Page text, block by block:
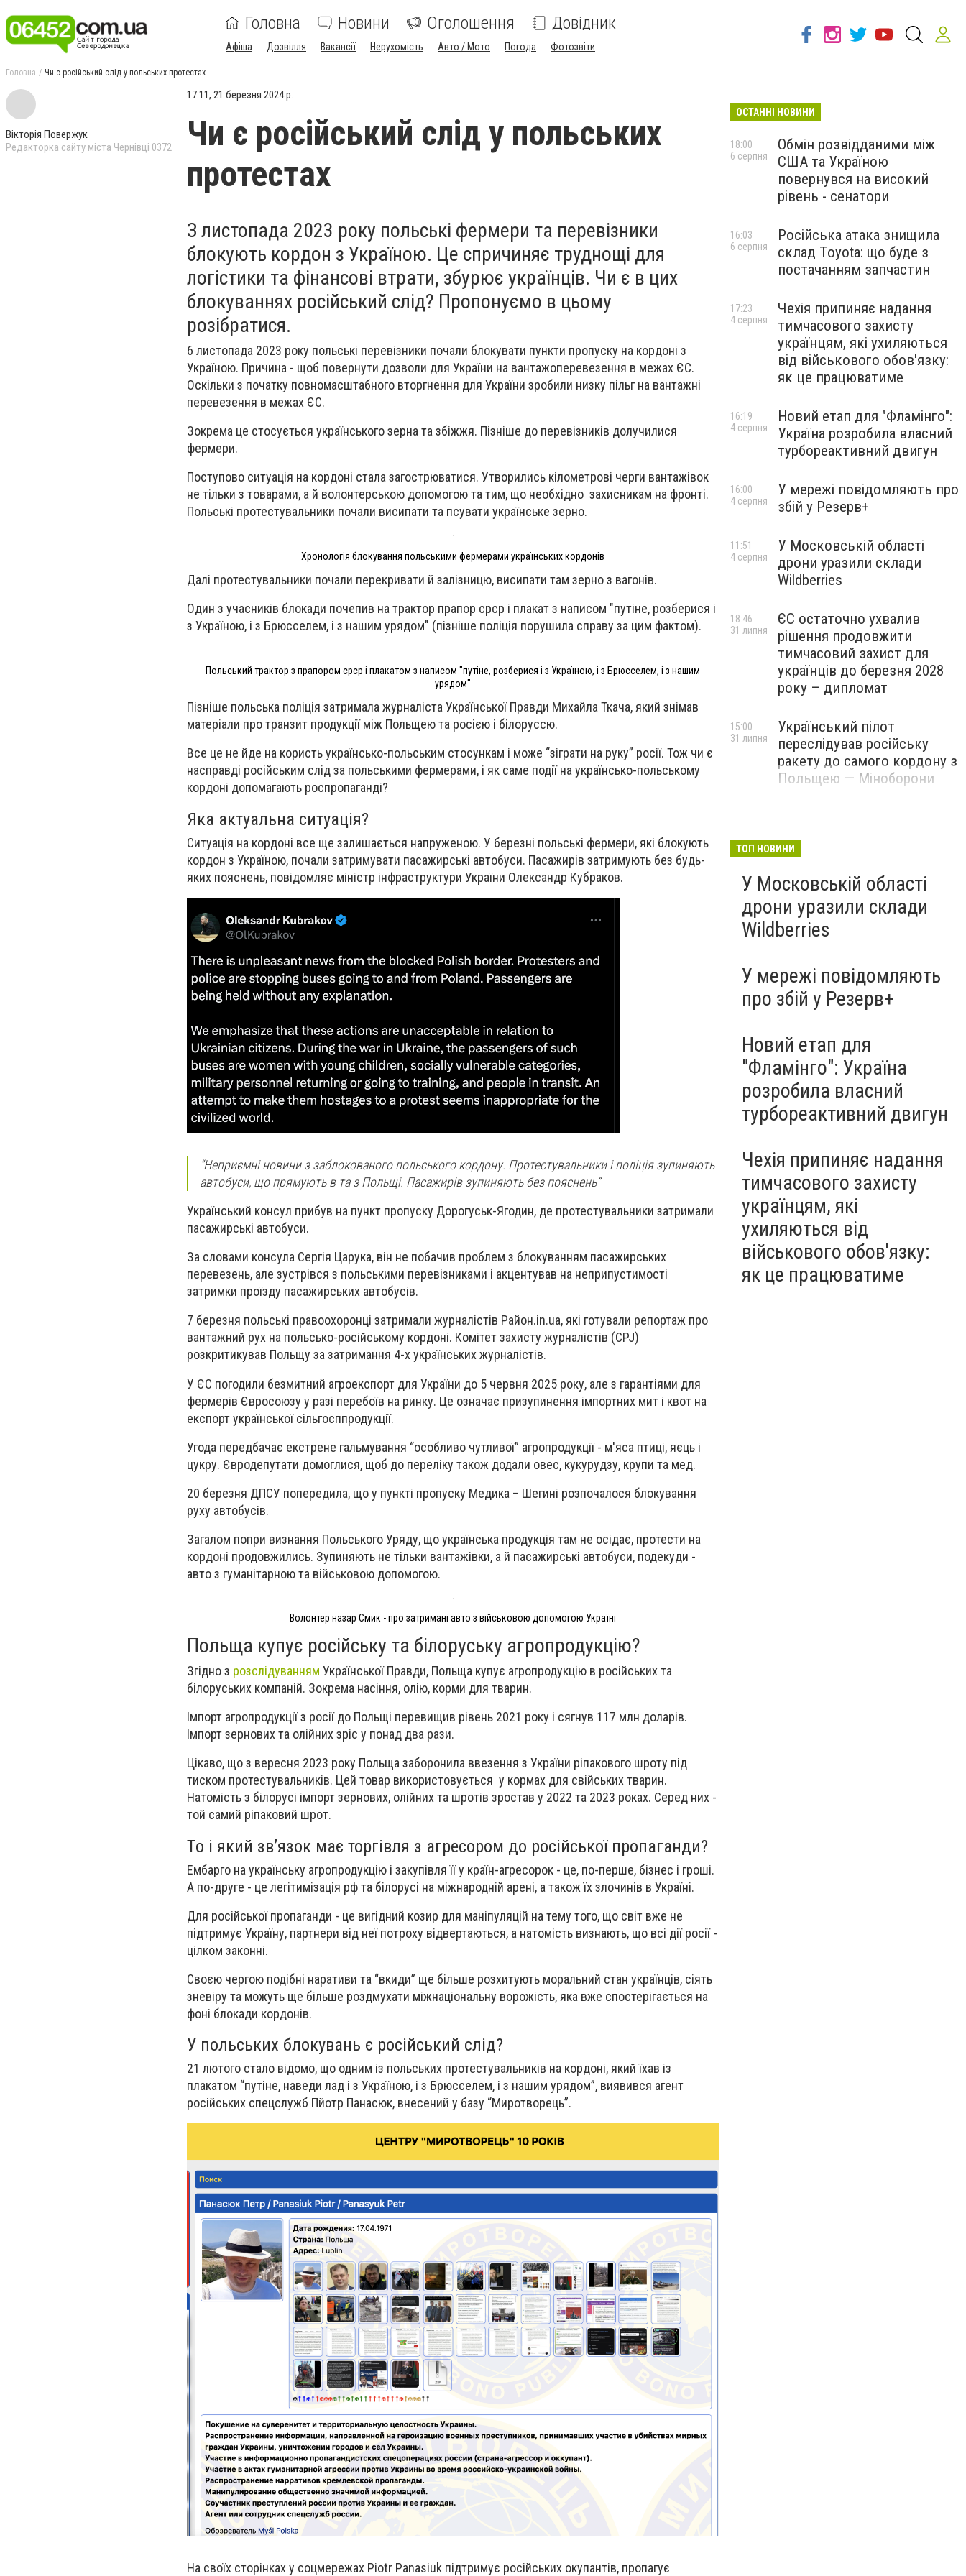
Головна Новини Оголошення Довідник
Афіша Дозвілля Вакансії Нерухомість Авто / Мото Погода Фотозвіти
Головна Чи є російський слід у польських протестах
Вікторія Повержук
Редакторка сайту міста Чернівці 0372
17:11, 21 березня 2024 р.
Чи є російський слід у польських
протестах
З листопада 2023 року польські фермери та перевізники
блокують кордон з Україною. Це спричиняє труднощі для
логістики та фінансові втрати, збурює українців. Чи є в цих
блокуваннях російський слід? Пропонуємо в цьому
розібратися.
6 листопада 2023 року польські перевізники почали блокувати пункти пропуску на кордоні з
Україною. Причина - щоб повернути дозволи для України на вантажоперевезення в межах ЄС.
Оскільки з початку повномасштабного вторгнення для України зробили низку пільг на вантажні
перевезення в межах ЄС.
Зокрема це стосується українського зерна та збіжжя. Пізніше до перевізників долучилися
фермери.
Поступово ситуація на кордоні стала загострюватися. Утворились кілометрові черги вантажівок
не тільки з товарами, а й волонтерською допомогою та тим, що необхідно захисникам на фронті.
Польські протестувальники почали висипати та псувати українське зерно.
Хронологія блокування польськими фермерами українських кордонів
Далі протестувальники почали перекривати й залізницю, висипати там зерно з вагонів.
Один з учасників блокади почепив на трактор прапор срср і плакат з написом "путіне, розберися і
з Україною, і з Брюсселем, і з нашим урядом" (пізніше поліція порушила справу за цим фактом).
Польський трактор з прапором срср і плакатом з написом "путіне, розберися і з Україною, і з Брюсселем, і з нашим
урядом"
Пізніше польська поліція затримала журналіста Української Правди Михайла Ткача, який знімав
матеріали про транзит продукції між Польщею та росією і білоруссю.
Все це не йде на користь українсько-польським стосункам і може “зіграти на руку” росії. Тож чи є
насправді російським слід за польськими фермерами, і як саме події на українсько-польському
кордоні допомагають роспропаганді?
Яка актуальна ситуація?
Ситуація на кордоні все ще залишається напруженою. У березні польські фермери, які блокують
кордон з Україною, почали затримувати пасажирські автобуси. Пасажирів затримують без будь-
яких пояснень, повідомляє міністр інфраструктури України Олександр Кубраков.
“Неприємні новини з заблокованого польського кордону. Протестувальники і поліція зупиняють
автобуси, що прямують в та з Польщі. Пасажирів зупиняють без пояснень”
Український консул прибув на пункт пропуску Дорогуськ-Ягодин, де протестувальники затримали
пасажирські автобуси.
За словами консула Сергія Царука, він не побачив проблем з блокуванням пасажирських
перевезень, але зустрівся з польськими перевізниками і акцентував на неприпустимості
затримки проїзду пасажирських автобусів.
7 березня польські правоохоронці затримали журналістів Район.in.ua, які готували репортаж про
вантажний рух на польсько-російському кордоні. Комітет захисту журналістів (CPJ)
розкритикував Польщу за затримання 4-х українських журналістів.
У ЄС погодили безмитний агроекспорт для України до 5 червня 2025 року, але з гарантіями для
фермерів Євросоюзу у разі перебоїв на ринку. Це означає призупинення імпортних мит і квот на
експорт української сільгосппродукції.
Угода передбачає екстрене гальмування “особливо чутливої” агропродукції - м'яса птиці, яєць і
цукру. Євродепутати домоглися, щоб до переліку також додали овес, кукурудзу, крупи та мед.
20 березня ДПСУ попередила, що у пункті пропуску Медика – Шегині розпочалося блокування
руху автобусів.
Загалом попри визнання Польського Уряду, що українська продукція там не осідає, протести на
кордоні продовжились. Зупиняють не тільки вантажівки, а й пасажирські автобуси, подекуди -
авто з гуманітарною та військовою допомогою.
Волонтер назар Смик - про затримані авто з військовою допомогою Україні
Польща купує російську та білоруську агропродукцію?
Згідно з розслідуванням Української Правди, Польща купує агропродукцію в російських та
білоруських компаній. Зокрема насіння, олію, корми для тварин.
Імпорт агропродукції з росії до Польщі перевищив рівень 2021 року і сягнув 117 млн доларів.
Імпорт зернових та олійних зріс у понад два рази.
Цікаво, що з вересня 2023 року Польща заборонила ввезення з України ріпакового шроту під
тиском протестувальників. Цей товар використовується у кормах для свійських тварин.
Натомість з білорусі імпорт зернових, олійних та шротів зростав у 2022 та 2023 роках. Серед них -
той самий ріпаковий шрот.
То і який звʼязок має торгівля з агресором до російської пропаганди?
Ембарго на українську агропродукцію і закупівля її у країн-агресорок - це, по-перше, бізнес і гроші.
А по-друге - це легітимізація рф та білорусі на міжнародній арені, а також їх злочинів в Україні.
Для російської пропаганди - це вигідний козир для маніпуляцій на тему того, що світ вже не
підтримує Україну, партнери від неї потроху відвертаються, а натомість визнають, що всі дії росії -
цілком законні.
Своєю чергою подібні наративи та “вкиди” ще більше розхитують моральний стан українців, сіять
зневіру та можуть ще більше роздмухати міжнаціональну ворожість, яка вже спостерігається на
фоні блокади кордонів.
У польських блокувань є російський слід?
21 лютого стало відомо, що одним із польських протестувальників на кордоні, який їхав із
плакатом “путіне, наведи лад і з Україною, і з Брюсселем, і з нашим урядом”, виявився агент
російських спецслужб Пйотр Панасюк, внесений у базу “Миротворець”.
На своїх сторінках у соцмережах Piotr Panasiuk підтримує російських окупантів, пропагує
ОСТАННІ НОВИНИ
Обмін розвідданими між
США та Україною
повернувся на високий
рівень - сенатори
18:00
6 серпня
Російська атака знищила
склад Toyota: що буде з
постачанням запчастин
16:03
6 серпня
Чехія припиняє надання
тимчасового захисту
українцям, які ухиляються
від військового обов'язку:
як це працюватиме
17:23
4 серпня
Новий етап для "Фламінго":
Україна розробила власний
турбореактивний двигун
16:19
4 серпня
У мережі повідомляють про
збій у Резерв+
16:00
4 серпня
У Московській області
дрони уразили склади
Wildberries
11:51
4 серпня
ЄС остаточно ухвалив
рішення продовжити
тимчасовий захист для
українців до березня 2028
року – дипломат
18:46
31 липня
Український пілот
переслідував російську
ракету до самого кордону з
Польщею — Міноборони
15:00
31 липня
ТОП НОВИНИ
У Московській області
дрони уразили склади
Wildberries
У мережі повідомляють
про збій у Резерв+
Новий етап для
"Фламінго": Україна
розробила власний
турбореактивний двигун
Чехія припиняє надання
тимчасового захисту
українцям, які
ухиляються від
військового обов'язку:
як це працюватиме